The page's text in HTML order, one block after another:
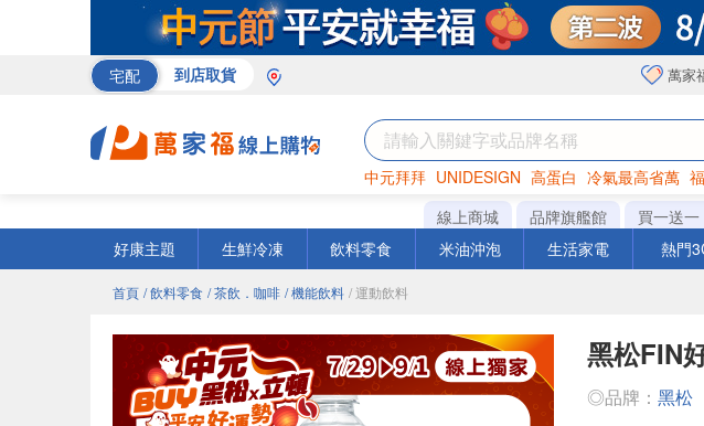
宅配 到店取貨 萬家
中元拜拜 UNIDESIGN 高蛋白 冷氣最高省萬
巧克力 衛生紙 咖啡
線上商城 品牌旗艦館 買一送一
好康主題
生鮮冷凍 飲料零食 米油沖泡 生活家電 熱門
首頁 / 飲料零食 / 茶飲．咖啡 / 機能飲料 / 運動飲料
黑松FIN
◎品牌： 黑松